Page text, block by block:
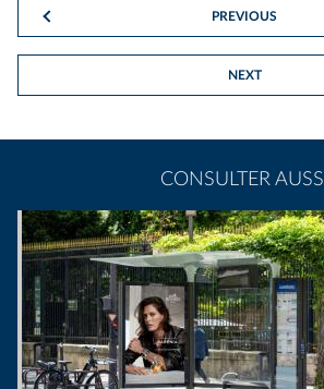
PREVIOUS
NEXT
CONSULTER AUSSI